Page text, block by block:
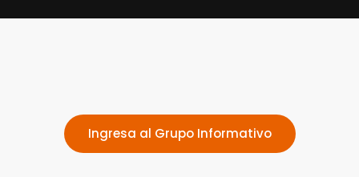
Ingresa al Grupo Informativo